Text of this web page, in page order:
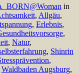
in
, Allgäu,
, Erlebnis,
,
, Natur,
, Shinrin
,
Waldbaden Augsburg,